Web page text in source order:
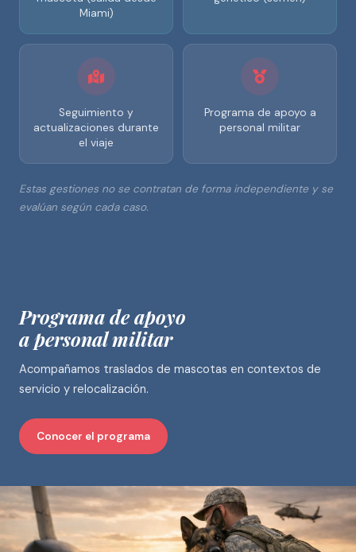
Miami)
Seguimiento y
actualizaciones durante
el viaje
Programa de apoyo a
personal militar
Estas gestiones no se contratan de forma independiente y se
evalúan según cada caso.
Programa de apoyo
a personal militar
Acompañamos traslados de mascotas en contextos de
servicio y relocalización.
Conocer el programa